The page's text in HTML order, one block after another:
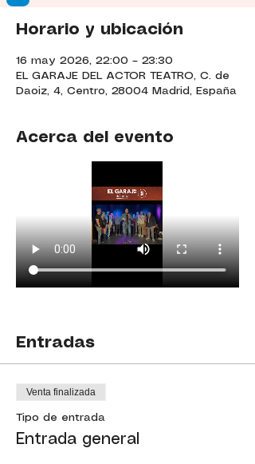
Horario y ubicación
16 may 2026, 22:00 – 23:30
EL GARAJE DEL ACTOR TEATRO, C. de
Daoiz, 4, Centro, 28004 Madrid, España
Acerca del evento
Entradas
Venta finalizada
Tipo de entrada
Entrada general